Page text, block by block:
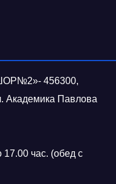
456300,
Академика Павлова
17.00 час. (обед с